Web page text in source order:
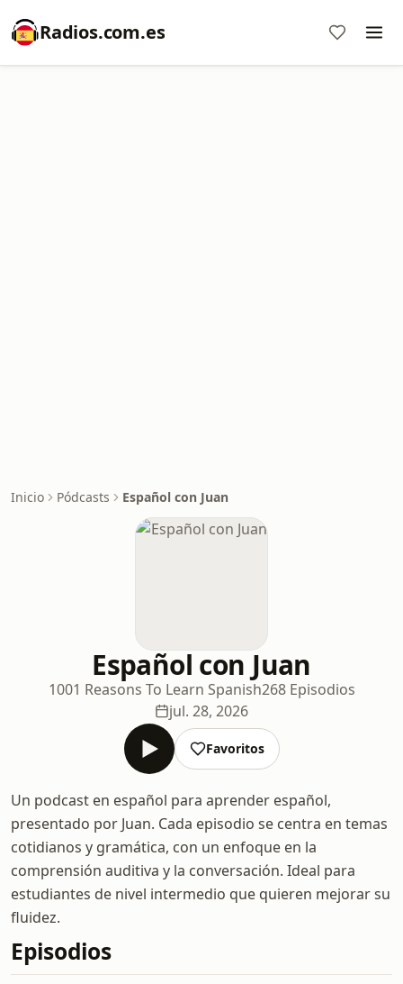
Radios.com.es
Inicio Pódcasts Español con Juan
Español con Juan
1001 Reasons To Learn Spanish268 Episodios
jul. 28, 2026
Favoritos
Un podcast en español para aprender español,
presentado por Juan. Cada episodio se centra en temas
cotidianos y gramática, con un enfoque en la
comprensión auditiva y la conversación. Ideal para
estudiantes de nivel intermedio que quieren mejorar su
fluidez.
Episodios